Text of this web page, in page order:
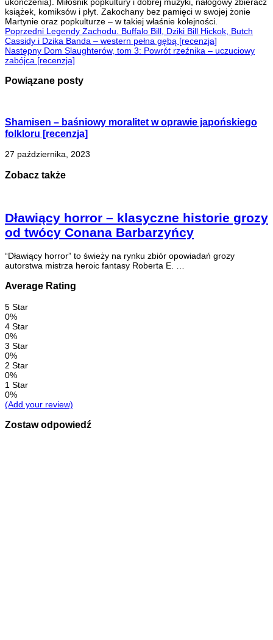
książek, komiksów i płyt. Zakochany bez pamięci w swojej żonie
Martynie oraz popkulturze – w takiej właśnie kolejności.
Poprzedni Legendy Zachodu. Buffalo Bill, Dziki Bill Hickok, Butch
Cassidy i Dzika Banda – western pełna gębą [recenzja]
Następny Dom Slaughterów, tom 3: Powrót rzeźnika – uczuciowy
zabójca [recenzja]
Powiązane posty
Shamisen – baśniowy moralitet w oprawie japońskiego
folkloru [recenzja]
27 października, 2023
Zobacz także
Dławiący horror – klasyczne historie grozy
od twócy Conana Barbarzyńcy
“Dławiący horror” to świeży na rynku zbiór opowiadań grozy
autorstwa mistrza heroic fantasy Roberta E. …
Average Rating
5 Star
0%
4 Star
0%
3 Star
0%
2 Star
0%
1 Star
0%
(Add your review)
Zostaw odpowiedź